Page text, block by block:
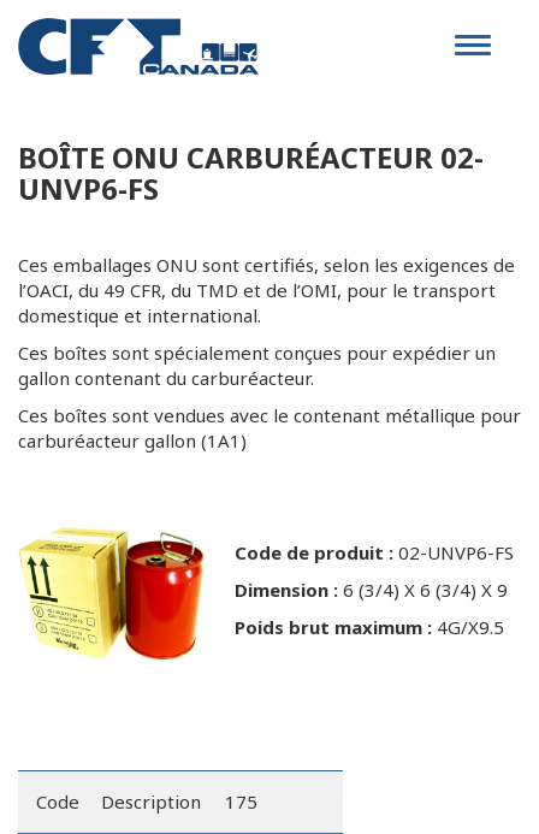
Toggle
BOÎTE ONU CARBURÉACTEUR 02-
UNVP6-FS
Ces emballages ONU sont certifiés, selon les exigences de
l’OACI, du 49 CFR, du TMD et de l’OMI, pour le transport
domestique et international.
Ces boîtes sont spécialement conçues pour expédier un
gallon contenant du carburéacteur.
Ces boîtes sont vendues avec le contenant métallique pour
carburéacteur gallon (1A1)
Code de produit : 02-UNVP6-FS
Dimension : 6 (3/4) X 6 (3/4) X 9
Poids brut maximum : 4G/X9.5
Code Description
175